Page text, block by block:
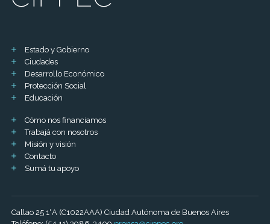
Estado y Gobierno
Ciudades
Desarrollo Económico
Protección Social
Educación
Cómo nos financiamos
Trabajá con nosotros
Misión y visión
Contacto
Sumá tu apoyo
Callao 25 1°A (C1022AAA) Ciudad Autónoma de Buenos Aires